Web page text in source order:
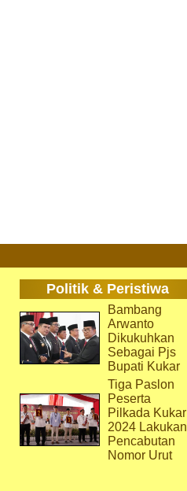
Politik & Peristiwa
Bambang
Arwanto
Dikukuhkan
Sebagai Pjs
Bupati Kukar
Tiga Paslon
Peserta
Pilkada Kukar
2024 Lakukan
Pencabutan
Nomor Urut